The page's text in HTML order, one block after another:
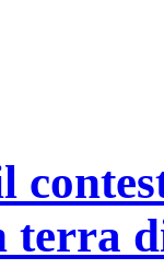
terra